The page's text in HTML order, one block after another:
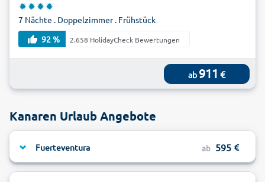
7 Nächte . Doppelzimmer . Frühstück
92 %
2.658 HolidayCheck Bewertungen
ab 911 €
Kanaren Urlaub Angebote
Fuerteventura ab 595